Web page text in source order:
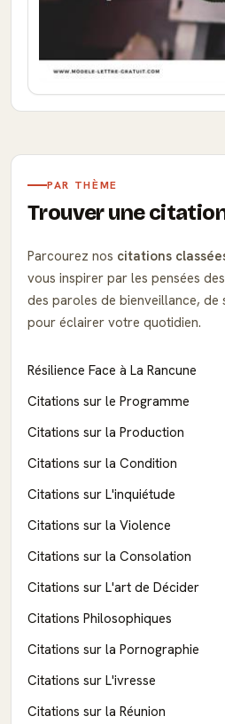
PAR THÈME
Trouver une
Parcourez nos citations
vous inspirer par les pensées
des paroles de bienveillance, de
pour éclairer votre quotidien.
Résilience Face à La Rancune
Citations sur le Programme
Citations sur la Production
Citations sur la Condition
Citations sur L'inquiétude
Citations sur la Violence
Citations sur la Consolation
Citations sur L'art de Décider
Citations Philosophiques
Citations sur la Pornographie
Citations sur L'ivresse
Citations sur la Réunion